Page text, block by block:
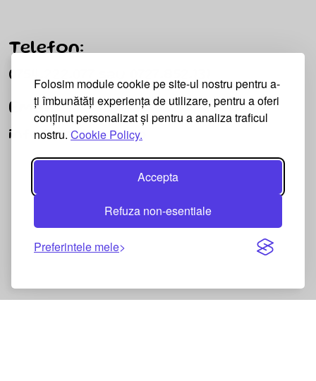
Folosim module cookie pe site-ul nostru pentru a-
ți îmbunătăți experiența de utilizare, pentru a oferi
conținut personalizat și pentru a analiza traficul
nostru. Cookie Policy.
Accepta
Refuza non-esentiale
Preferintele mele
Telefon:
0754.222.077 sau 0727.852.131
Email:
info@pagliajoy.ro